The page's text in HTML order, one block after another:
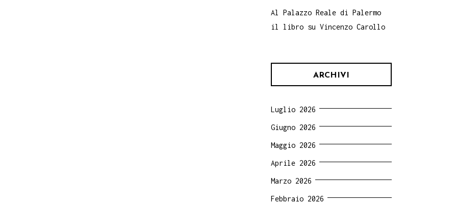
Al Palazzo Reale di Palermo
il libro su Vincenzo Carollo
ARCHIVI
Luglio 2026
Giugno 2026
Maggio 2026
Aprile 2026
Marzo 2026
Febbraio 2026